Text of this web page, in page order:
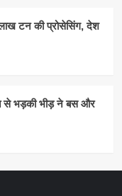
टन की प्रोसेसिंग, देश
से भड़की भीड़ ने बस और